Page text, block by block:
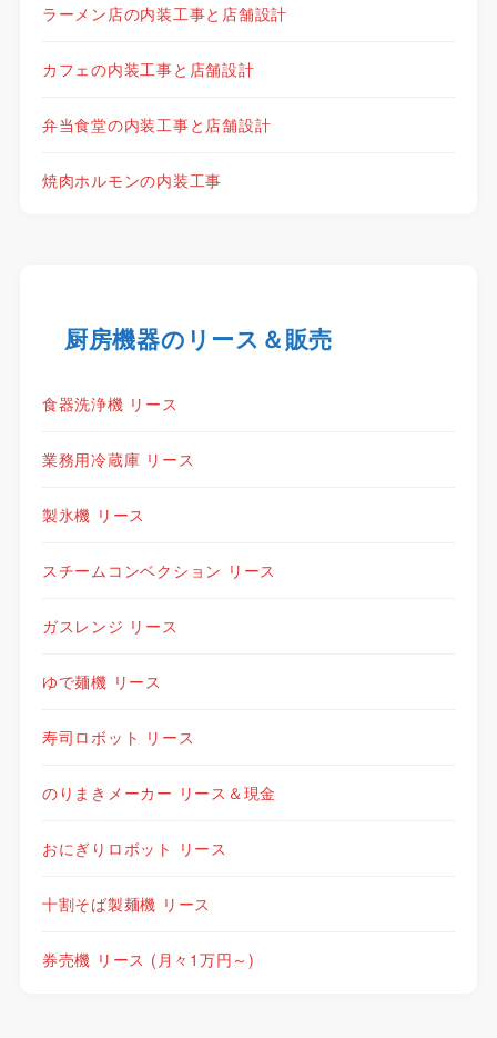
ラーメン店の内装工事と店舗設計
カフェの内装工事と店舗設計
弁当食堂の内装工事と店舗設計
焼肉ホルモンの内装工事
厨房機器のリース＆販売
食器洗浄機 リース
業務用冷蔵庫 リース
製氷機 リース
スチームコンベクション リース
ガスレンジ リース
ゆで麺機 リース
寿司ロボット リース
のりまきメーカー リース＆現金
おにぎりロボット リース
十割そば製麺機 リース
券売機 リース (月々1万円～)